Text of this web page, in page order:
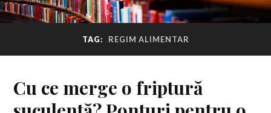
TAG: REGIM ALIMENTAR
Cu ce merge o friptură